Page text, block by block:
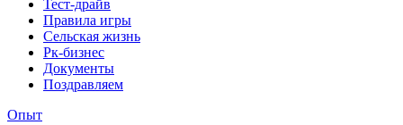
Тест-драйв
Правила игры
Сельская жизнь
Рк-бизнес
Документы
Поздравляем
Опыт